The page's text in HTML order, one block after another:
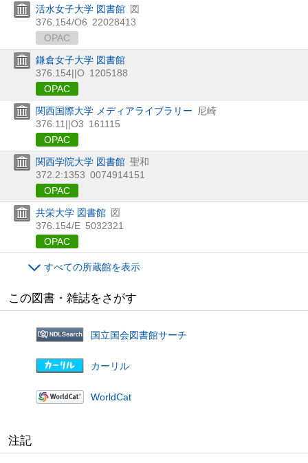
活水女子大学 図書館 図
376.154/O6 22028413
OPAC
鎌倉女子大学 図書館
376.154||O 1205188
OPAC
関西国際大学 メディアライブラリー
尼崎
376.11||O3 161115
OPAC
関西学院大学 図書館 聖和
372.2:1353 0074914151
OPAC
共栄大学 図書館 図
376.154/E 5032321
OPAC
すべての所蔵館を表示
この図書・雑誌をさがす
国立国会図書館サーチ
カーリル
WorldCat
注記